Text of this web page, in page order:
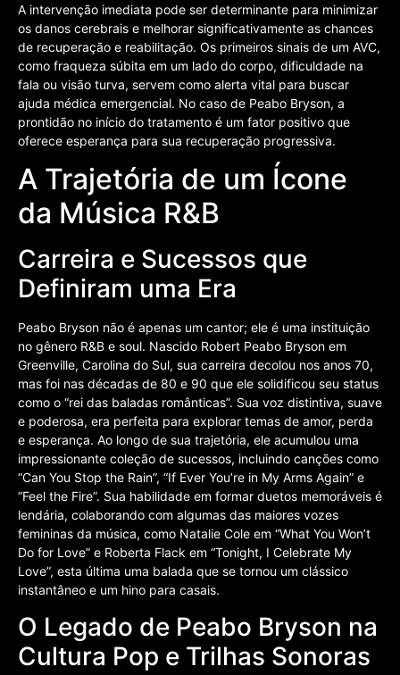
A intervenção imediata pode ser determinante para minimizar
os danos cerebrais e melhorar significativamente as chances
de recuperação e reabilitação. Os primeiros sinais de um AVC,
como fraqueza súbita em um lado do corpo, dificuldade na
fala ou visão turva, servem como alerta vital para buscar
ajuda médica emergencial. No caso de Peabo Bryson, a
prontidão no início do tratamento é um fator positivo que
oferece esperança para sua recuperação progressiva.
A Trajetória de um Ícone
da Música R&B
Carreira e Sucessos que
Definiram uma Era
Peabo Bryson não é apenas um cantor; ele é uma instituição
no gênero R&B e soul. Nascido Robert Peabo Bryson em
Greenville, Carolina do Sul, sua carreira decolou nos anos 70,
mas foi nas décadas de 80 e 90 que ele solidificou seu status
como o “rei das baladas românticas”. Sua voz distintiva, suave
e poderosa, era perfeita para explorar temas de amor, perda
e esperança. Ao longo de sua trajetória, ele acumulou uma
impressionante coleção de sucessos, incluindo canções como
“Can You Stop the Rain”, “If Ever You’re in My Arms Again” e
“Feel the Fire”. Sua habilidade em formar duetos memoráveis é
lendária, colaborando com algumas das maiores vozes
femininas da música, como Natalie Cole em “What You Won’t
Do for Love” e Roberta Flack em “Tonight, I Celebrate My
Love”, esta última uma balada que se tornou um clássico
instantâneo e um hino para casais.
O Legado de Peabo Bryson na
Cultura Pop e Trilhas Sonoras